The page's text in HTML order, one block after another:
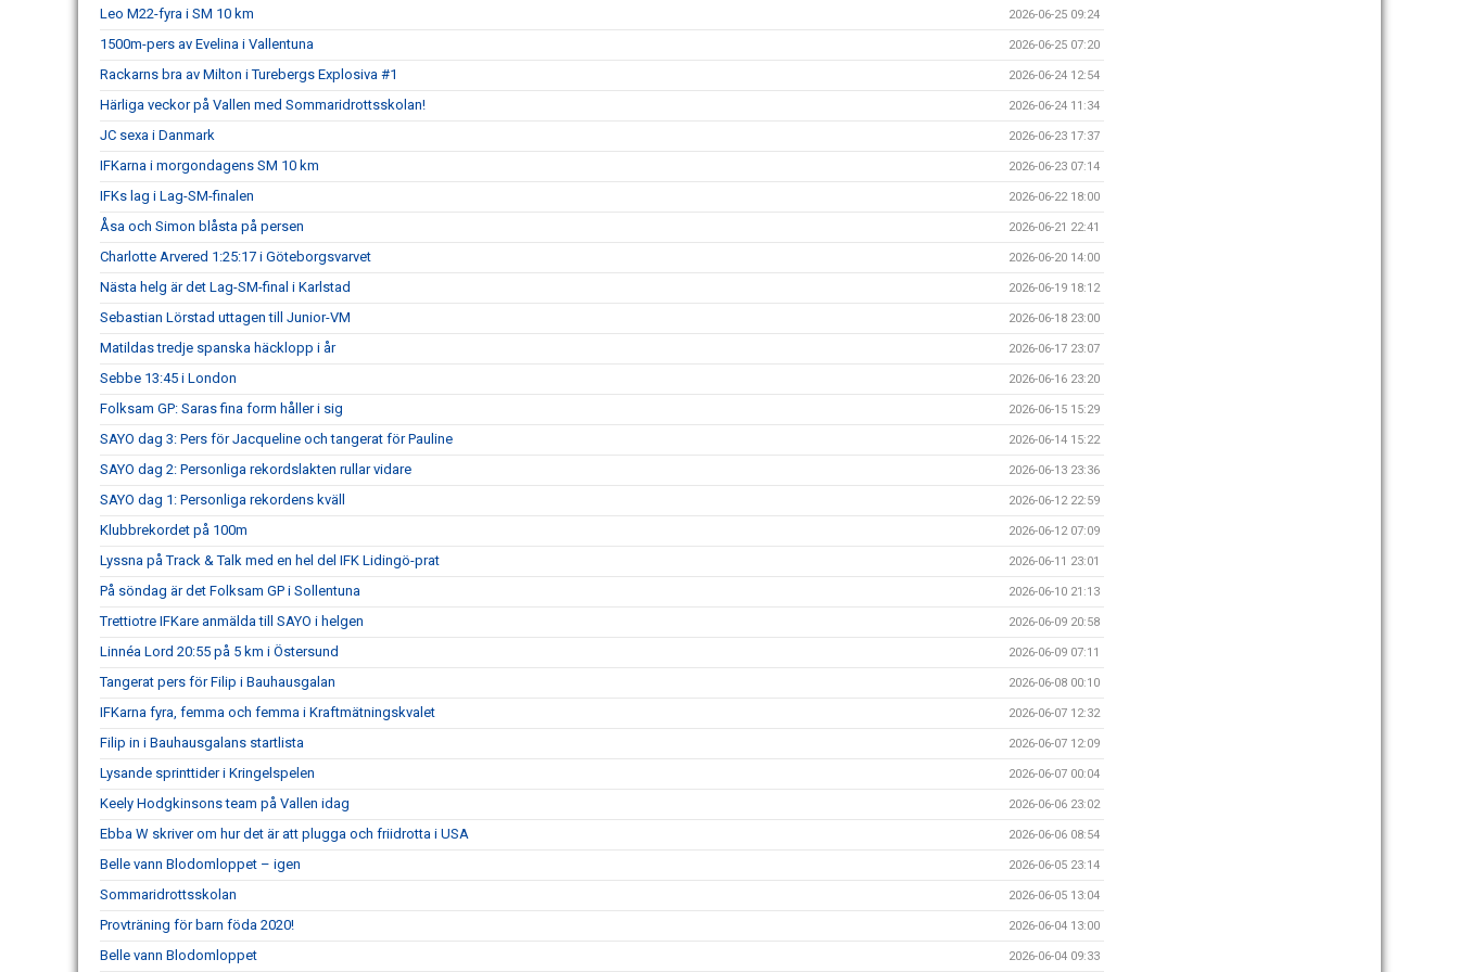
Leo M22-fyra i SM 10 km 2026-06-25 09:24
1500m-pers av Evelina i Vallentuna 2026-06-25 07:20
Rackarns bra av Milton i Turebergs Explosiva #1 2026-06-24 12:54
Härliga veckor på Vallen med Sommaridrottsskolan! 2026-06-24 11:34
JC sexa i Danmark 2026-06-23 17:37
IFKarna i morgondagens SM 10 km 2026-06-23 07:14
IFKs lag i Lag-SM-finalen 2026-06-22 18:00
Åsa och Simon blåsta på persen 2026-06-21 22:41
Charlotte Arvered 1:25:17 i Göteborgsvarvet 2026-06-20 14:00
Nästa helg är det Lag-SM-final i Karlstad 2026-06-19 18:12
Sebastian Lörstad uttagen till Junior-VM 2026-06-18 23:00
Matildas tredje spanska häcklopp i år 2026-06-17 23:07
Sebbe 13:45 i London 2026-06-16 23:20
Folksam GP: Saras fina form håller i sig 2026-06-15 15:29
SAYO dag 3: Pers för Jacqueline och tangerat för Pauline 2026-06-14 15:22
SAYO dag 2: Personliga rekordslakten rullar vidare 2026-06-13 23:36
SAYO dag 1: Personliga rekordens kväll 2026-06-12 22:59
Klubbrekordet på 100m 2026-06-12 07:09
Lyssna på Track & Talk med en hel del IFK Lidingö-prat 2026-06-11 23:01
På söndag är det Folksam GP i Sollentuna 2026-06-10 21:13
Trettiotre IFKare anmälda till SAYO i helgen 2026-06-09 20:58
Linnéa Lord 20:55 på 5 km i Östersund 2026-06-09 07:11
Tangerat pers för Filip i Bauhausgalan 2026-06-08 00:10
IFKarna fyra, femma och femma i Kraftmätningskvalet 2026-06-07 12:32
Filip in i Bauhausgalans startlista 2026-06-07 12:09
Lysande sprinttider i Kringelspelen 2026-06-07 00:04
Keely Hodgkinsons team på Vallen idag 2026-06-06 23:02
Ebba W skriver om hur det är att plugga och friidrotta i USA 2026-06-06 08:54
Belle vann Blodomloppet – igen 2026-06-05 23:14
Sommaridrottsskolan 2026-06-05 13:04
Provträning för barn föda 2020! 2026-06-04 13:00
Belle vann Blodomloppet 2026-06-04 09:33